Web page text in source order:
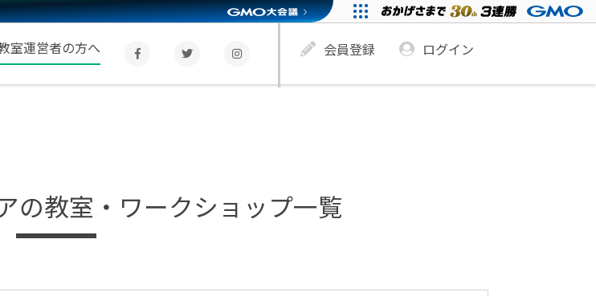
室運営者の方へ 会員登録 ログイン
の教室・ワークショップ一覧